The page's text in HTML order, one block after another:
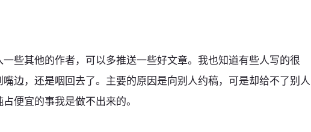
些其他的作者，可以多推送一些好文章。我也知道有些人写的很
边，还是咽回去了。主要的原因是向别人约稿，可是却给不了别人
便宜的事我是做不出来的。